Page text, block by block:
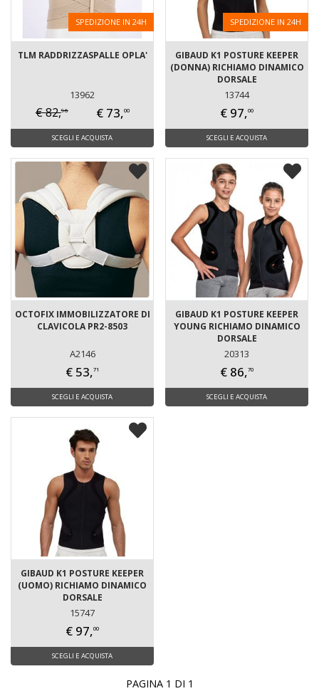
SPEDIZIONE IN 24H
TLM RADDRIZZASPALLE OPLA'
13962
€ 82,96 € 73,00
SCEGLI E ACQUISTA
SPEDIZIONE IN 24H
GIBAUD K1 POSTURE KEEPER
(DONNA) RICHIAMO DINAMICO
DORSALE
13744
€ 97,00
SCEGLI E ACQUISTA
OCTOFIX IMMOBILIZZATORE DI
CLAVICOLA PR2-8503
A2146
€ 53,71
SCEGLI E ACQUISTA
GIBAUD K1 POSTURE KEEPER
YOUNG RICHIAMO DINAMICO
DORSALE
20313
€ 86,70
SCEGLI E ACQUISTA
GIBAUD K1 POSTURE KEEPER
(UOMO) RICHIAMO DINAMICO
DORSALE
15747
€ 97,00
SCEGLI E ACQUISTA
PAGINA 1 DI 1